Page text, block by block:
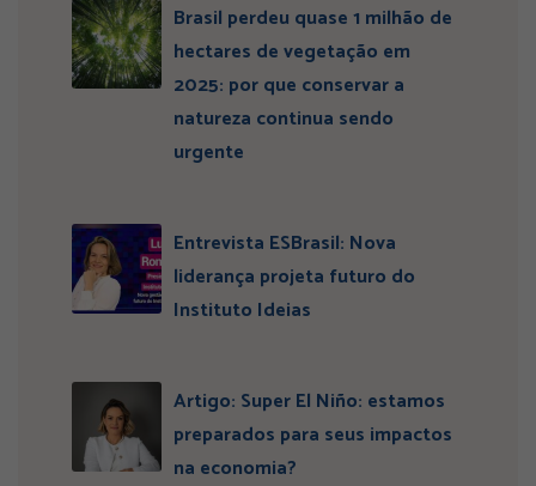
Brasil perdeu quase 1 milhão de
hectares de vegetação em
2025: por que conservar a
natureza continua sendo
urgente
Entrevista ESBrasil: Nova
liderança projeta futuro do
Instituto Ideias
Artigo: Super El Niño: estamos
preparados para seus impactos
na economia?